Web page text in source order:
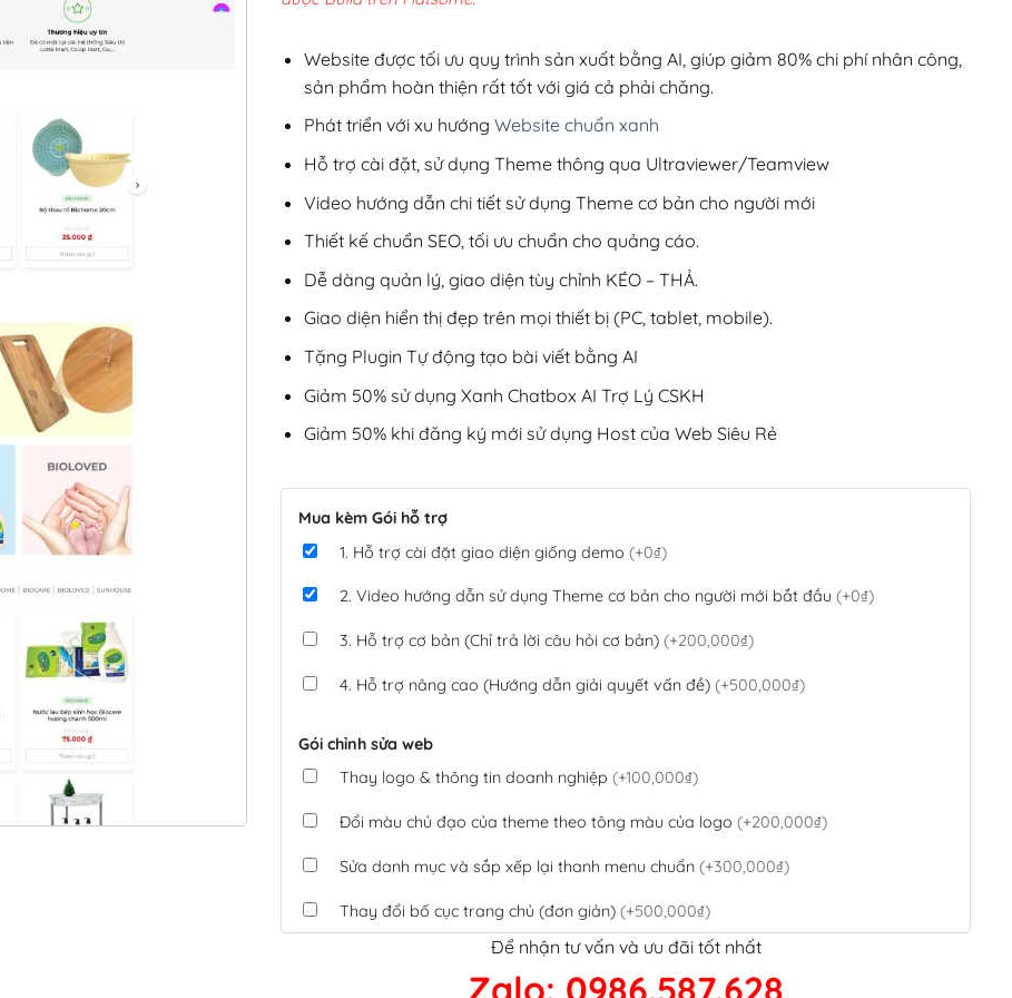
850,000₫.
Website được tối ưu quy trình sản xuất bằng AI, giúp giảm 80% chi phí nhân công,
sản phẩm hoàn thiện rất tốt với giá cả phải chăng.
Phát triển với xu hướng Website chuẩn xanh
Hỗ trợ cài đặt, sử dụng Theme thông qua Ultraviewer/Teamview
Video hướng dẫn chi tiết sử dụng Theme cơ bản cho người mới
Thiết kế chuẩn SEO, tối ưu chuẩn cho quảng cáo.
Dễ dàng quản lý, giao diện tùy chỉnh KÉO – THẢ.
Giao diện hiển thị đẹp trên mọi thiết bị (PC, tablet, mobile).
Tặng Plugin Tự động tạo bài viết bằng AI
Giảm 50% sử dụng Xanh Chatbox AI Trợ Lý CSKH
Giảm 50% khi đăng ký mới sử dụng Host của Web Siêu Rẻ
Mua kèm Gói hỗ trợ
1. Hỗ trợ cài đặt giao diện giống demo (+0₫)
2. Video hướng dẫn sử dụng Theme cơ bản cho người mới bắt đầu (+0₫)
3. Hỗ trợ cơ bản (Chỉ trả lời câu hỏi cơ bản) (+200,000₫)
4. Hỗ trợ nâng cao (Hướng dẫn giải quyết vấn đề) (+500,000₫)
Gói chỉnh sửa web
Thay logo & thông tin doanh nghiệp (+100,000₫)
Đổi màu chủ đạo của theme theo tông màu của logo (+200,000₫)
Sửa danh mục và sắp xếp lại thanh menu chuẩn (+300,000₫)
Thay đổi bố cục trang chủ (đơn giản) (+500,000₫)
Tích hợp thanh toán QR Code ngân hàng(+100,000₫)
Để nhận tư vấn và ưu đãi tốt nhất
Zalo: 0986.587.628